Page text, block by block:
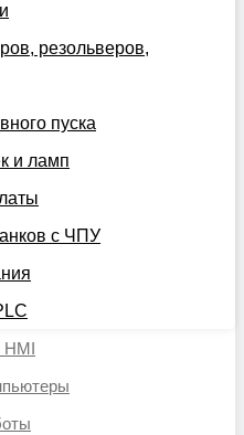
резольверов,
пуска
и ламп
с ЧПУ
HMI